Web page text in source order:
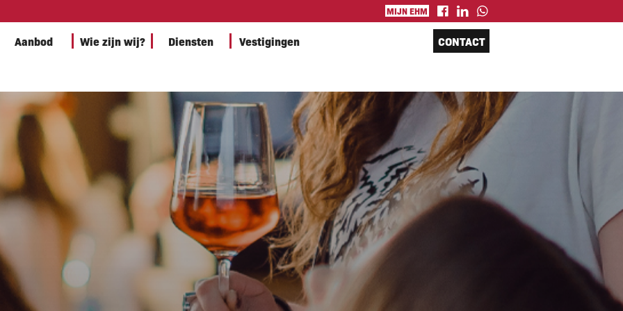
MIJN EHM
Aanbod Wie zijn wij? Diensten Vestigingen CONTACT